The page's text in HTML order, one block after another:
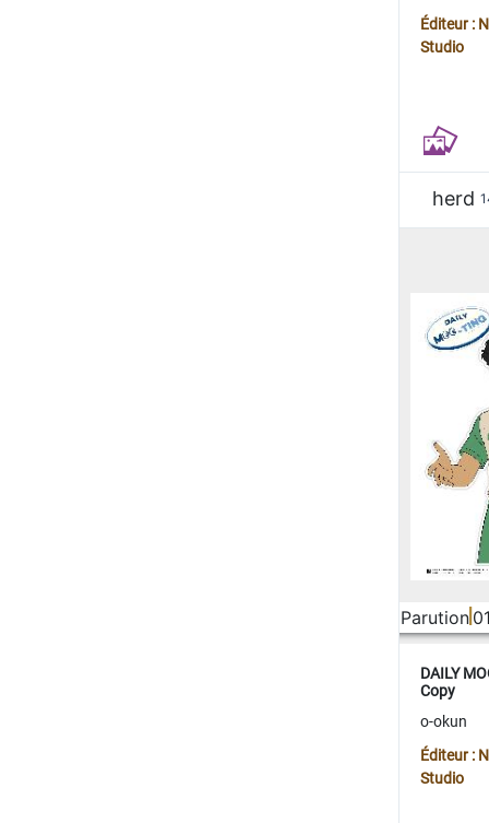
Éditeur :
Studio
herd
Parution
DAILY
Copy
o-okun
Éditeur :
Studio